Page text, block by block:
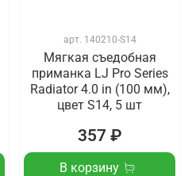
арт. 140210-S14
Мягкая съедобная
приманка LJ Pro Series
Radiator 4.0 in (100 мм),
цвет S14, 5 шт
357 ₽
В корзину